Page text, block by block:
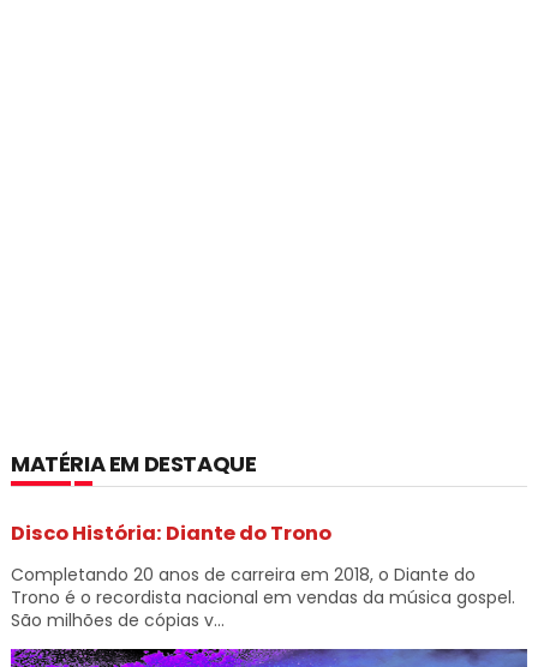
MATÉRIA EM DESTAQUE
Disco História: Diante do Trono
Completando 20 anos de carreira em 2018, o Diante do
Trono é o recordista nacional em vendas da música gospel.
São milhões de cópias v...